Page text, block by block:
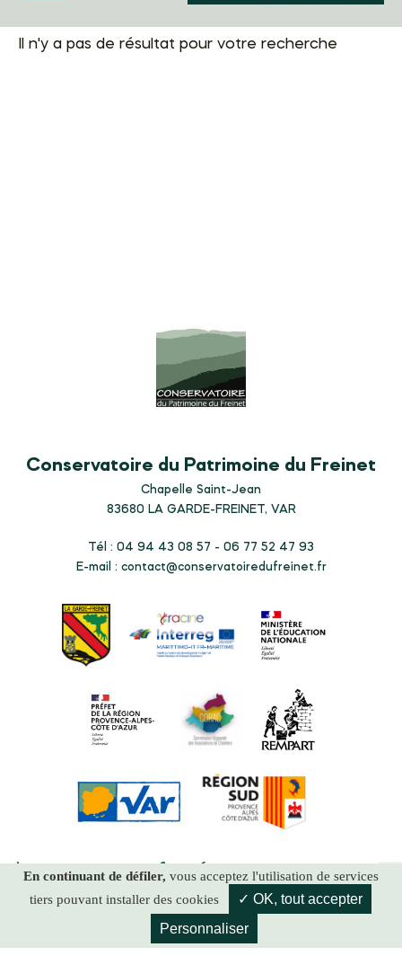
Il n'y a pas de résultat pour votre recherche
Conservatoire du Patrimoine du Freinet
Chapelle Saint-Jean
83680 LA GARDE-FREINET, VAR
Tél : 04 94 43 08 57 - 06 77 52 47 93
E-mail : contact@conservatoiredufreinet.fr
En continuant de défiler, vous acceptez l'utilisation de services
tiers pouvant installer des cookies
✓ OK, tout accepter
Personnaliser